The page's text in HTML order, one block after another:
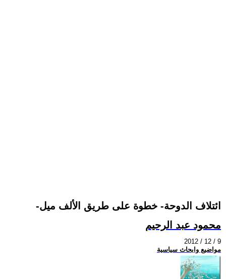
-ائتلاف الدوحة- خطوة على طريق الألف ميل
محمود عبد الرحيم
2012 / 12 / 9
مواضيع وابحاث سياسية